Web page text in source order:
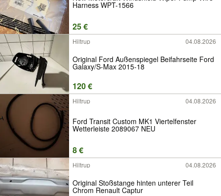
Harness WPT-1566
25 €
Hiltrup 04.08.2026
Original Ford Außenspiegel Beifahrseite Ford
Galaxy/S-Max 2015-18
120 €
Hiltrup 04.08.2026
Ford Transit Custom MK1 Viertelfenster
Wetterleiste 2089067 NEU
8 €
Hiltrup 04.08.2026
Original Stoßstange hinten unterer Teil
Chrom Renault Captur